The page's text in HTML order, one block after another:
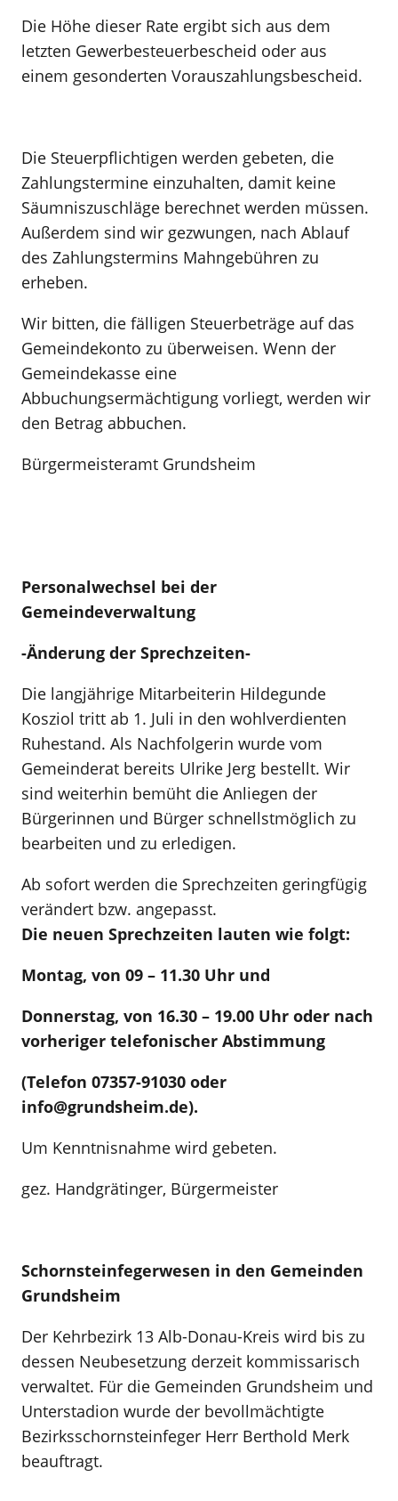
Die Höhe dieser Rate ergibt sich aus dem
letzten Gewerbesteuerbescheid oder aus
einem gesonderten Vorauszahlungsbescheid.
Die Steuerpflichtigen werden gebeten, die
Zahlungstermine einzuhalten, damit keine
Säumniszuschläge berechnet werden müssen.
Außerdem sind wir gezwungen, nach Ablauf
des Zahlungstermins Mahngebühren zu
erheben.
Wir bitten, die fälligen Steuerbeträge auf das
Gemeindekonto zu überweisen. Wenn der
Gemeindekasse eine
Abbuchungsermächtigung vorliegt, werden wir
den Betrag abbuchen.
Bürgermeisteramt Grundsheim
Personalwechsel bei der
Gemeindeverwaltung
-Änderung der Sprechzeiten-
Die langjährige Mitarbeiterin Hildegunde
Kosziol tritt ab 1. Juli in den wohlverdienten
Ruhestand. Als Nachfolgerin wurde vom
Gemeinderat bereits Ulrike Jerg bestellt. Wir
sind weiterhin bemüht die Anliegen der
Bürgerinnen und Bürger schnellstmöglich zu
bearbeiten und zu erledigen.
Ab sofort werden die Sprechzeiten geringfügig
verändert bzw. angepasst.
Die neuen Sprechzeiten lauten wie folgt:
Montag, von 09 – 11.30 Uhr und
Donnerstag, von 16.30 – 19.00 Uhr oder nach
vorheriger telefonischer Abstimmung
(Telefon 07357-91030 oder
info@grundsheim.de).
Um Kenntnisnahme wird gebeten.
gez. Handgrätinger, Bürgermeister
Schornsteinfegerwesen in den Gemeinden
Grundsheim
Der Kehrbezirk 13 Alb-Donau-Kreis wird bis zu
dessen Neubesetzung derzeit kommissarisch
verwaltet. Für die Gemeinden Grundsheim und
Unterstadion wurde der bevollmächtigte
Bezirksschornsteinfeger Herr Berthold Merk
beauftragt.